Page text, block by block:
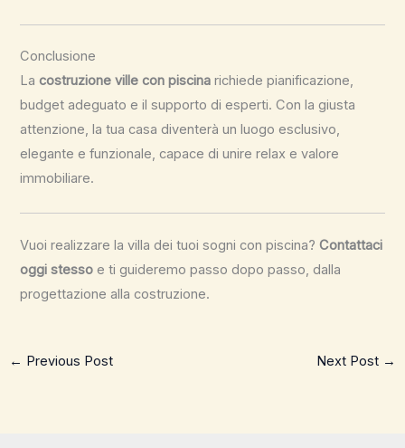
Conclusione
Lacostruzione ville con piscina richiede pianificazione,
budget adeguato e il supporto di esperti. Con la giusta
attenzione, la tua casa diventerà un luogo esclusivo,
elegante e funzionale, capace di unire relax e valore
immobiliare.
Vuoi realizzare la villa dei tuoi sogni con piscina?Contattaci
oggi stesso e ti guideremo passo dopo passo, dalla
progettazione alla costruzione.
← Previous Post Next Post →